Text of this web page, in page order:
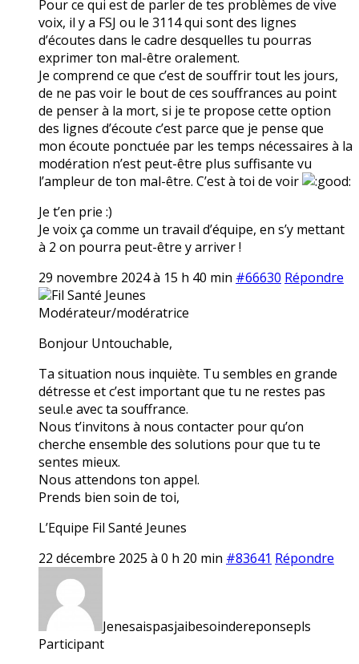
Pour ce qui est de parler de tes problèmes de vive
voix, il y a FSJ ou le 3114 qui sont des lignes
d’écoutes dans le cadre desquelles tu pourras
exprimer ton mal-être oralement.
Je comprend ce que c’est de souffrir tout les jours,
de ne pas voir le bout de ces souffrances au point
de penser à la mort, si je te propose cette option
des lignes d’écoute c’est parce que je pense que
mon écoute ponctuée par les temps nécessaires à la
modération n’est peut-être plus suffisante vu
l’ampleur de ton mal-être. C’est à toi de voir
Je t’en prie :)
Je voix ça comme un travail d’équipe, en s’y mettant
à 2 on pourra peut-être y arriver !
29 novembre 2024 à 15 h 40 min #66630 Répondre
Fil Santé Jeunes
Modérateur/modératrice
Bonjour Untouchable,
Ta situation nous inquiète. Tu sembles en grande
détresse et c’est important que tu ne restes pas
seul.e avec ta souffrance.
Nous t’invitons à nous contacter pour qu’on
cherche ensemble des solutions pour que tu te
sentes mieux.
Nous attendons ton appel.
Prends bien soin de toi,
L’Equipe Fil Santé Jeunes
22 décembre 2025 à 0 h 20 min #83641 Répondre
Jenesaispasjaibesoindereponsepls
Participant